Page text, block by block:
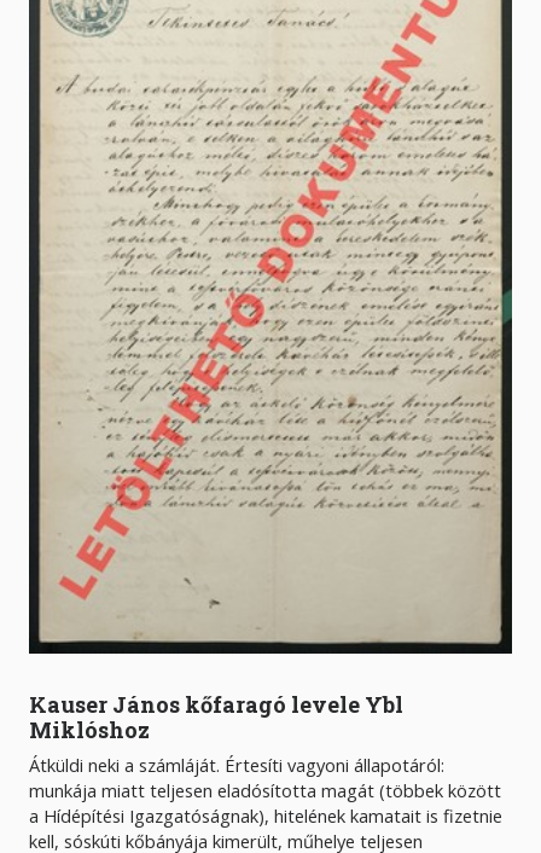
Kauser János kőfaragó levele Ybl
Miklóshoz
Átküldi neki a számláját. Értesíti vagyoni állapotáról:
munkája miatt teljesen eladósította magát (többek között
a Hídépítési Igazgatóságnak), hitelének kamatait is fizetnie
kell, sóskúti kőbányája kimerült, műhelye teljesen